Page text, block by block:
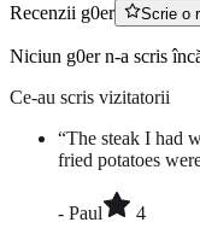
Recenzii g0er
Scrie o
Niciun g0er n-a scris
Ce-au scris vizitatorii
“The steak I had
fried potatoes
- Paul
4